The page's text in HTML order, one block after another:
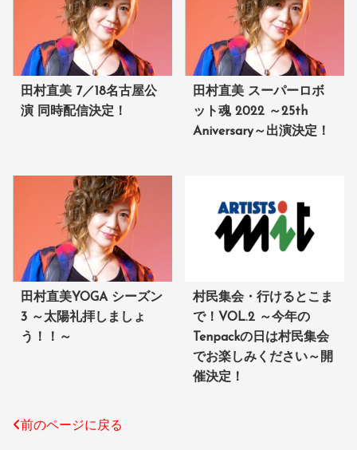
田村直美 7／18名古屋公
演 同時配信決定！
田村直美 スーパーロボ
ット魂 2022 ～25th
Aniversary～出演決定！
田村直美YOGA シーズン
3 ～太陽礼拝しましょ
う！！～
村民集会・行けるとこま
で！VOL.2 ～今年の
Tenpackの日は村民集会
でお楽しみください～開
催決定！
前のページに戻る